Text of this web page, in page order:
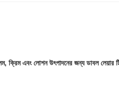
ক্রিম এবং লোশন উৎপাদনের জন্য ডাবল লেয়ার